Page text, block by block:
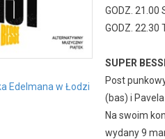
Edelmana w Łodzi
GODZ. 21.00
GODZ. 22.30
SUPER
Post
(bas) i
Na swoim
wydany 9